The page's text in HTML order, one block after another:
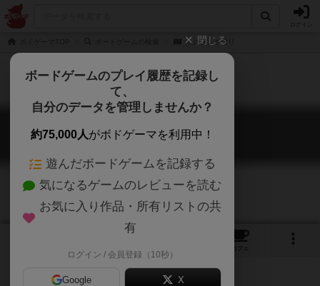
サクランボ狩り
サクランボ狩り
Cherry Picking
カフェ
閉じる
ボードゲームのプレイ履歴を記録し
て、
自分のデータを管理しませんか？
約75,000人がボドゲーマを利用中！
遊んだボードゲームを記録する
気になるゲームのレビューを読む
お気に入り作品・所有リストの共
有
ログイン / 会員登録（10秒）
Google X